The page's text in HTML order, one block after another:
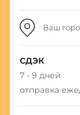
Ваш
СДЭК
7 - 9 дней
отправка